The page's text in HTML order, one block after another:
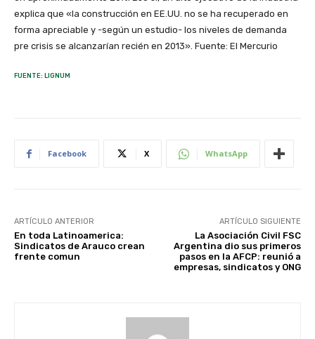
explica que «la construcción en EE.UU. no se ha recuperado en
forma apreciable y -según un estudio- los niveles de demanda
pre crisis se alcanzarían recién en 2013». Fuente: El Mercurio
FUENTE: LIGNUM
Facebook X WhatsApp
ARTÍCULO ANTERIOR
En toda Latinoamerica:
Sindicatos de Arauco crean
frente comun
ARTÍCULO SIGUIENTE
La Asociación Civil FSC
Argentina dio sus primeros
pasos en la AFCP: reunió a
empresas, sindicatos y ONG